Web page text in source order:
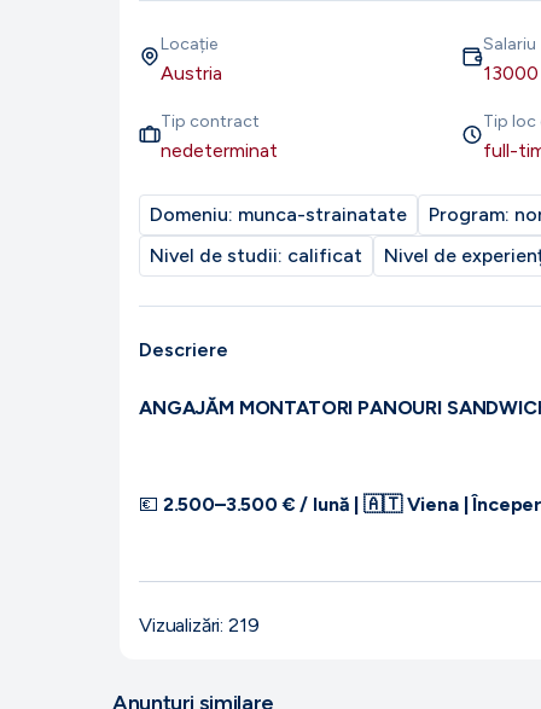
Locație
Austria
Salariu
13000
Tip contract
nedeterminat
Tip loc
full-
Domeniu: munca-strainatate Program:
Nivel de studii: calificat Nivel de
Descriere
ANGAJĂM MONTATORI PANOURI
💶 2.500–3.500 € / lună | 🇦🇹 Viena |
echipă de 4 persoane pentru montaj de panouri
Vizualizări: 219
Anunțuri similare